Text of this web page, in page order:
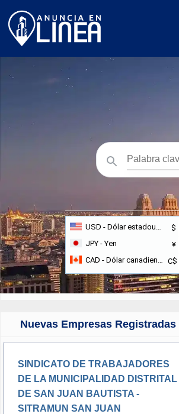
USD - Dólar estadounidense $
JPY - Yen ¥
CAD - Dólar canadiense C$
Nuevas Empresas Registradas
SINDICATO DE TRABAJADORES
DE LA MUNICIPALIDAD DISTRITAL
DE SAN JUAN BAUTISTA -
SITRAMUN SAN JUAN